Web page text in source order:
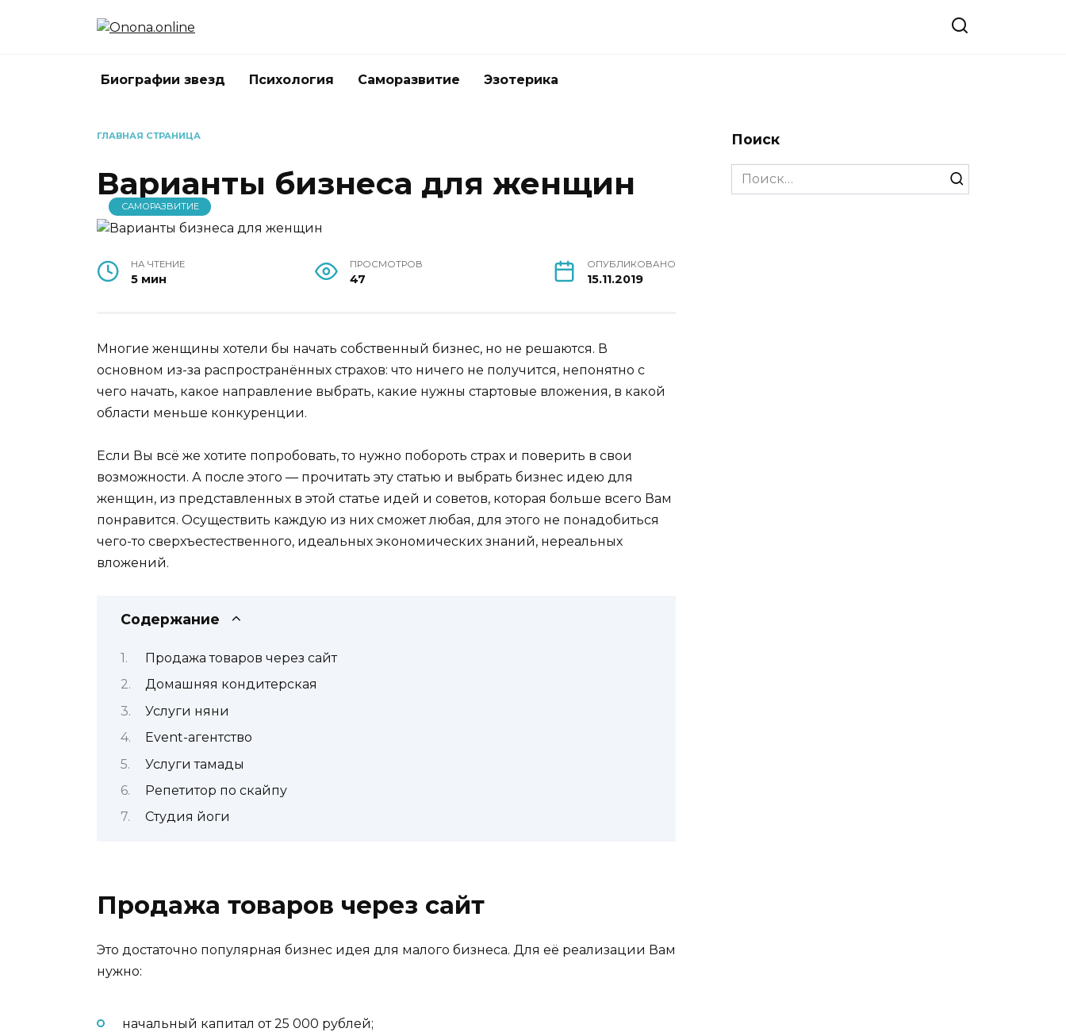
Биографии звезд Психология Саморазвитие Эзотерика
ГЛАВНАЯ СТРАНИЦА
Варианты бизнеса для женщин
САМОРАЗВИТИЕ
НА ЧТЕНИЕ
5 мин
ПРОСМОТРОВ
47
ОПУБЛИКОВАНО
15.11.2019
Многие женщины хотели бы начать собственный бизнес, но не решаются. В
основном из-за распространённых страхов: что ничего не получится, непонятно с
чего начать, какое направление выбрать, какие нужны стартовые вложения, в какой
области меньше конкуренции.
Если Вы всё же хотите попробовать, то нужно побороть страх и поверить в свои
возможности. А после этого — прочитать эту статью и выбрать бизнес идею для
женщин, из представленных в этой статье идей и советов, которая больше всего Вам
понравится. Осуществить каждую из них сможет любая, для этого не понадобиться
чего-то сверхъестественного, идеальных экономических знаний, нереальных
вложений.
Содержание
Продажа товаров через сайт
Домашняя кондитерская
Услуги няни
Event-агентство
Услуги тамады
Репетитор по скайпу
Студия йоги
Продажа товаров через сайт
Это достаточно популярная бизнес идея для малого бизнеса. Для её реализации Вам
нужно:
начальный капитал от 25 000 рублей;
Поиск
Search
for: